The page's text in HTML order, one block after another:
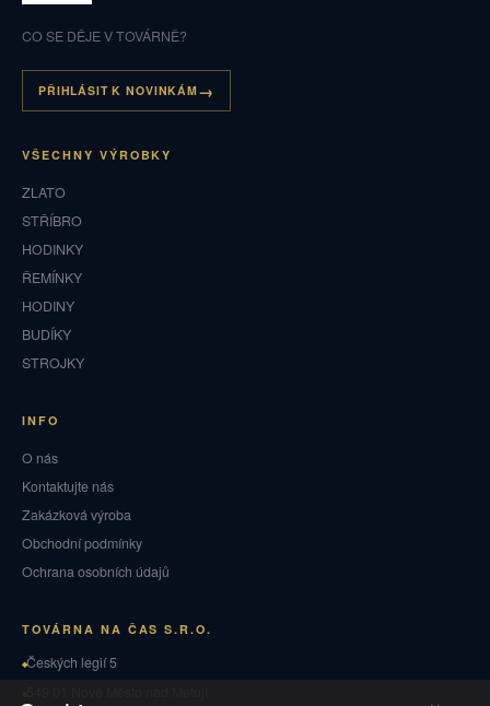
CO SE DĚJE V TOVÁRNĚ?
PŘIHLÁSIT K NOVINKÁM
VŠECHNY VÝROBKY
ZLATO
STŘÍBRO
HODINKY
ŘEMÍNKY
HODINY
BUDÍKY
STROJKY
INFO
O nás
Kontaktujte nás
Zakázková výroba
Obchodní podmínky
Ochrana osobních údajů
TOVÁRNA NA ČAS S.R.O.
Českých legií 5